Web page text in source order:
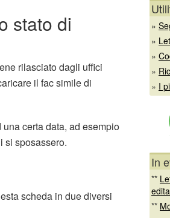
stato di
rilasciato dagli uffici
il fac simile di
certa data, ad esempio
si sposassero.
scheda in due diversi
»
»
»
»
» I
In
**
**